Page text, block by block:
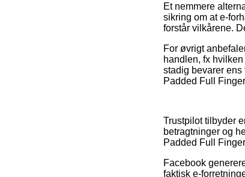
Et nemmere
sikring om at e-
forstår vilkårene.
For øvrigt
handlen, fx
stadig bevarer
Padded Full
Trustpilot tilbyder
betragtninger og
Padded Full
Facebook
faktisk e-